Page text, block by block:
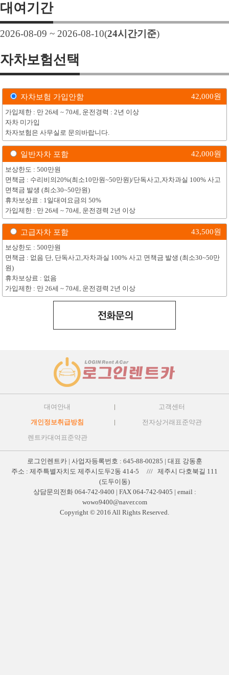
대여기간
2026-08-09 ~ 2026-08-10(24시간기준)
자차보험선택
자차보험 가입안함 42,000원
가입제한 : 만 26세 ~ 70세, 운전경력 : 2년 이상
자차 미가입
차자보험은 사무실로 문의바랍니다.
일반자차 포함 42,000원
보상한도 : 500만원
면책금 : 수리비의20%(최소10만원~50만원)/단독사고,자차과실 100% 사고
면책금 발생 (최소30~50만원)
휴차보상료 : 1일대여요금의 50%
가입제한 : 만 26세 ~ 70세, 운전경력 2년 이상
고급자차 포함 43,500원
보상한도 : 500만원
면책금 : 없음 단, 단독사고,자차과실 100% 사고 면책금 발생 (최소30~50만
원)
휴차보상료 : 없음
가입제한 : 만 26세 ~ 70세, 운전경력 2년 이상
대여안내 고객센터
개인정보취급방침 전자상거래표준약관
렌트카대여표준약관
로그인렌트카 | 사업자등록번호 : 645-88-00285 | 대표 강동훈
주소 : 제주특별자치도 제주시도두2동 414-5 /// 제주시 다호북길 111
(도두이동)
상담문의전화 064-742-9400 | FAX 064-742-9405 | email :
wowo9400@naver.com
Copyright © 2016 All Rights Reserved.